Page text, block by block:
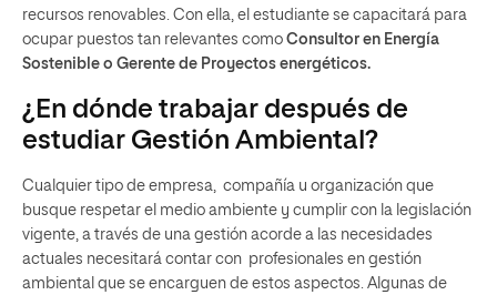
recursos renovables. Con ella, el estudiante se capacitará para
ocupar puestos tan relevantes como Consultor en Energía
Sostenible o Gerente de Proyectos energéticos.
¿En dónde trabajar después de
estudiar Gestión Ambiental?
Cualquier tipo de empresa, compañía u organización que
busque respetar el medio ambiente y cumplir con la legislación
vigente, a través de una gestión acorde a las necesidades
actuales necesitará contar con profesionales en gestión
ambiental que se encarguen de estos aspectos. Algunas de